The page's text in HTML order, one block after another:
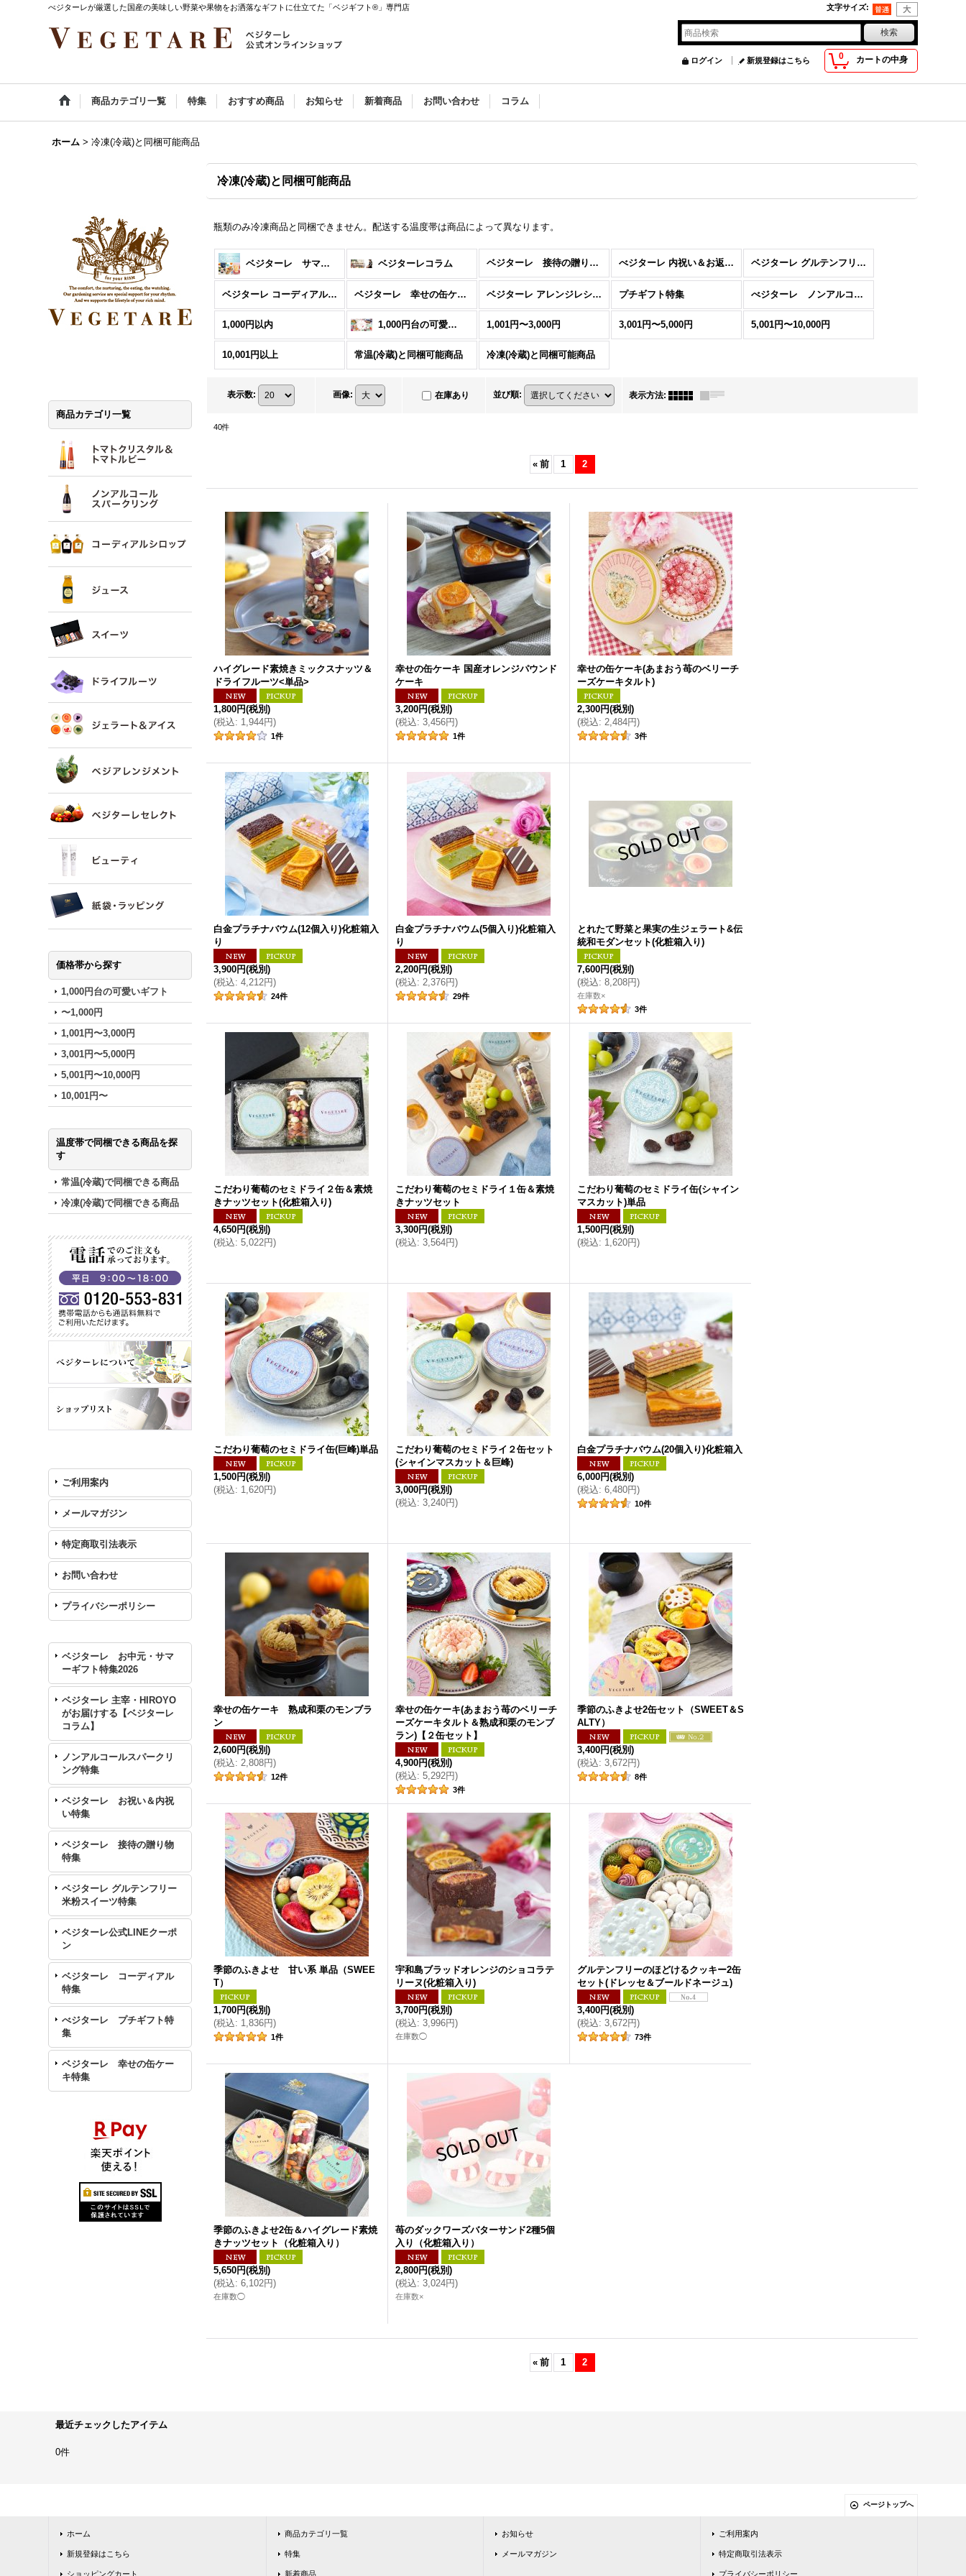
べジターレが厳選した国産の美味しい野菜や果物をお洒落なギフトに仕立てた「ベジギフト®」専門店 文字サイズ:
0 カートの中身
ログイン 新規登録はこちら
商品カテゴリ一覧 特集 おすすめ商品 お知らせ 新着商品 お問い合わせ コラム
ホーム > 冷凍(冷蔵)と同梱可能商品
商品カテゴリ一覧
価格帯から探す
1,000円台の可愛いギフト
〜1,000円
1,001円〜3,000円
3,001円〜5,000円
5,001円〜10,000円
10,001円〜
温度帯で同梱できる商品を探
す
常温(冷蔵)で同梱できる商品
冷凍(冷蔵)で同梱できる商品
ご利用案内
メールマガジン
特定商取引法表示
お問い合わせ
プライバシーポリシー
ベジターレ お中元・サマ
ーギフト特集2026
ベジターレ 主宰・HIROYO
がお届けする【ベジターレ
コラム】
ノンアルコールスパークリ
ング特集
ベジターレ お祝い＆内祝
い特集
ベジターレ 接待の贈り物
特集
ベジターレ グルテンフリー
米粉スイーツ特集
ベジターレ公式LINEクーポ
ン
ベジターレ コーディアル
特集
べジターレ プチギフト特
集
ベジターレ 幸せの缶ケー
キ特集
冷凍(冷蔵)と同梱可能商品
瓶類のみ冷凍商品と同梱できません。配送する温度帯は商品によって異なります。
ベジターレ サマーギフトギフト特集 ベジターレコラム ベジターレ 接待の贈り物特集 べジターレ 内祝い＆お返し人気ランキング ベジターレ グルテンフリーの米粉スイーツ特集
ベジターレ コーディアル特集 ベジターレ 幸せの缶ケーキ ベジターレ アレンジレシピ特集 プチギフト特集 べジターレ ノンアルコールスパークリング特集
1,000円以内 1,000円台の可愛いギフト 1,001円〜3,000円 3,001円〜5,000円 5,001円〜10,000円
10,001円以上 常温(冷蔵)と同梱可能商品 冷凍(冷蔵)と同梱可能商品
表示数: 画像: 在庫あり 並び順: 表示方法:
40件
« 前 1 2
ハイグレード素焼きミックスナッツ＆
ドライフルーツ<単品>
1,800円(税別)
(税込: 1,944円)
1件
幸せの缶ケーキ 国産オレンジパウンド
ケーキ
3,200円(税別)
(税込: 3,456円)
1件
幸せの缶ケーキ(あまおう苺のベリーチ
ーズケーキタルト)
2,300円(税別)
(税込: 2,484円)
3件
白金プラチナバウム(12個入り)化粧箱入
り
3,900円(税別)
(税込: 4,212円)
24件
白金プラチナバウム(5個入り)化粧箱入
り
2,200円(税別)
(税込: 2,376円)
29件
とれたて野菜と果実の生ジェラート&伝
統和モダンセット(化粧箱入り)
7,600円(税別)
(税込: 8,208円)
在庫数×
3件
こだわり葡萄のセミドライ２缶＆素焼
きナッツセット(化粧箱入り)
4,650円(税別)
(税込: 5,022円)
こだわり葡萄のセミドライ１缶＆素焼
きナッツセット
3,300円(税別)
(税込: 3,564円)
こだわり葡萄のセミドライ缶(シャイン
マスカット)単品
1,500円(税別)
(税込: 1,620円)
こだわり葡萄のセミドライ缶(巨峰)単品
1,500円(税別)
(税込: 1,620円)
こだわり葡萄のセミドライ２缶セット
(シャインマスカット＆巨峰)
3,000円(税別)
(税込: 3,240円)
白金プラチナバウム(20個入り)化粧箱入
6,000円(税別)
(税込: 6,480円)
10件
幸せの缶ケーキ 熟成和栗のモンブラ
ン
2,600円(税別)
(税込: 2,808円)
12件
幸せの缶ケーキ(あまおう苺のベリーチ
ーズケーキタルト＆熟成和栗のモンブ
ラン)【２缶セット】
4,900円(税別)
(税込: 5,292円)
3件
季節のふきよせ2缶セット（SWEET＆S
ALTY）
3,400円(税別)
(税込: 3,672円)
8件
季節のふきよせ 甘い系 単品（SWEE
T）
1,700円(税別)
(税込: 1,836円)
1件
宇和島ブラッドオレンジのショコラテ
リーヌ(化粧箱入り)
3,700円(税別)
(税込: 3,996円)
在庫数◯
グルテンフリーのほどけるクッキー2缶
セット(ドレッセ＆ブールドネージュ)
3,400円(税別)
(税込: 3,672円)
73件
季節のふきよせ2缶＆ハイグレード素焼
きナッツセット（化粧箱入り）
5,650円(税別)
(税込: 6,102円)
在庫数◯
苺のダックワーズバターサンド2種5個
入り（化粧箱入り）
2,800円(税別)
(税込: 3,024円)
在庫数×
« 前 1 2
最近チェックしたアイテム
0件
ページトップへ
ホーム
新規登録はこちら
ショッピングカート
商品カテゴリ一覧
特集
新着商品
お知らせ
メールマガジン
ご利用案内
特定商取引法表示
プライバシーポリシー